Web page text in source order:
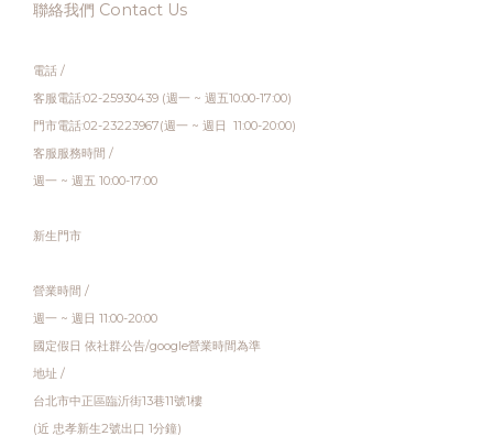
聯絡我們 Contact Us
電話 /
客服電話:02-25930439 (週一 ~ 週五10:00-17:00)
門市電話:02-23223967(週一 ~ 週日 11:00-20:00)
客服服務時間 /
週一 ~ 週五 10:00-17:00
新生門市
營業時間 /
週一 ~ 週日 11:00-20:00
國定假日 依社群公告/google營業時間為準
地址 /
台北市中正區臨沂街13巷11號1樓
(近 忠孝新生2號出口 1分鐘)